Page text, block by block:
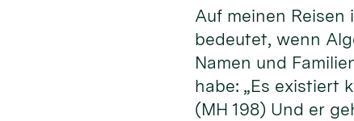
Auf meinen
bedeutet, wenn
Namen und
habe: „Es existiert
(MH 198) Und er